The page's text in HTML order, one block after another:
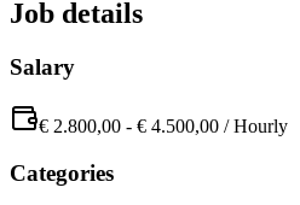
Job details
Salary
€ 2.800,00 - € 4.500,00 / Hourly
Categories